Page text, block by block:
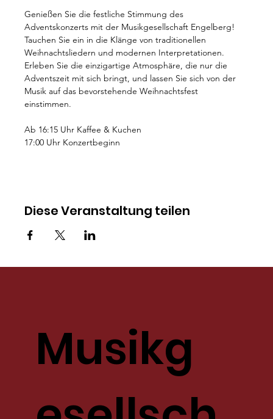
Genießen Sie die festliche Stimmung des
Adventskonzerts mit der Musikgesellschaft Engelberg!
Tauchen Sie ein in die Klänge von traditionellen
Weihnachtsliedern und modernen Interpretationen.
Erleben Sie die einzigartige Atmosphäre, die nur die
Adventszeit mit sich bringt, und lassen Sie sich von der
Musik auf das bevorstehende Weihnachtsfest
einstimmen.
Ab 16:15 Uhr Kaffee & Kuchen
17:00 Uhr Konzertbeginn
Diese Veranstaltung teilen
Musikg